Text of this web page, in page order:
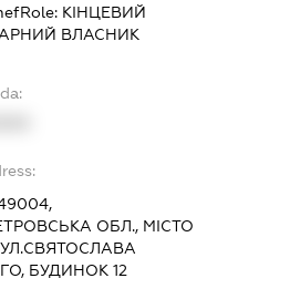
КІНЦЕВИЙ
ВЛАСНИК
ОБЛ., МІСТО
БУДИНОК 12